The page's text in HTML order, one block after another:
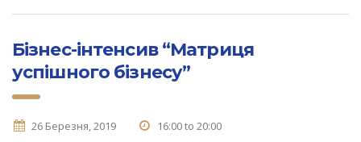
Бізнес-інтенсив “Матриця
успішного бізнесу”
26 Березня, 2019
16:00 to 20:00